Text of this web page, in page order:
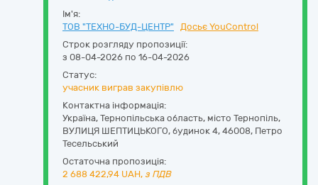
Ім'я:
ТОВ "ТЕХНО-БУД-ЦЕНТР"
Досьє YouControl
Строк розгляду пропозиції:
з 08-04-2026 по 16-04-2026
Статус:
учасник виграв закупівлю
Контактна інформація:
Україна, Тернопільська область, місто Тернопіль,
ВУЛИЦЯ ШЕПТИЦЬКОГО, будинок 4, 46008, Петро
Тесельський
Остаточна пропозиція:
2 688 422,94 UAH, з ПДВ